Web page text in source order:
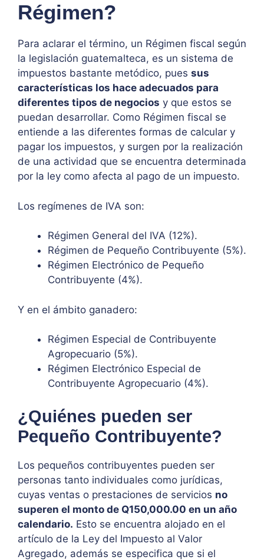
Régimen?
Para aclarar el término, un Régimen fiscal según
la legislación guatemalteca, es un sistema de
impuestos bastante metódico, pues sus
características los hace adecuados para
diferentes tipos de negocios y que estos se
puedan desarrollar. Como Régimen fiscal se
entiende a las diferentes formas de calcular y
pagar los impuestos, y surgen por la realización
de una actividad que se encuentra determinada
por la ley como afecta al pago de un impuesto.
Los regímenes de IVA son:
Régimen General del IVA (12%).
Régimen de Pequeño Contribuyente (5%).
Régimen Electrónico de Pequeño
Contribuyente (4%).
Y en el ámbito ganadero:
Régimen Especial de Contribuyente
Agropecuario (5%).
Régimen Electrónico Especial de
Contribuyente Agropecuario (4%).
¿Quiénes pueden ser
Pequeño Contribuyente?
Los pequeños contribuyentes pueden ser
personas tanto individuales como jurídicas,
cuyas ventas o prestaciones de servicios no
superen el monto de Q150,000.00 en un año
calendario. Esto se encuentra alojado en el
artículo de la Ley del Impuesto al Valor
Agregado, además se especifica que si el